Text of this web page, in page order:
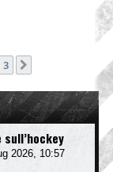
3
2026, 10:57